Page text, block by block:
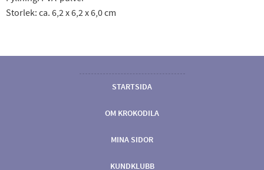
Storlek: ca. 6,2 x 6,2 x 6,0 cm
STARTSIDA
OM KROKODILA
MINA SIDOR
KUNDKLUBB